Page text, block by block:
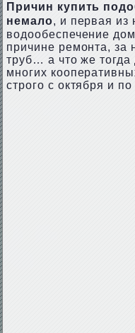
Причин купить
немало, и первая из
водообеспечение
причине ремонта, за
труб… а что же тогда
многих
строго с октября и